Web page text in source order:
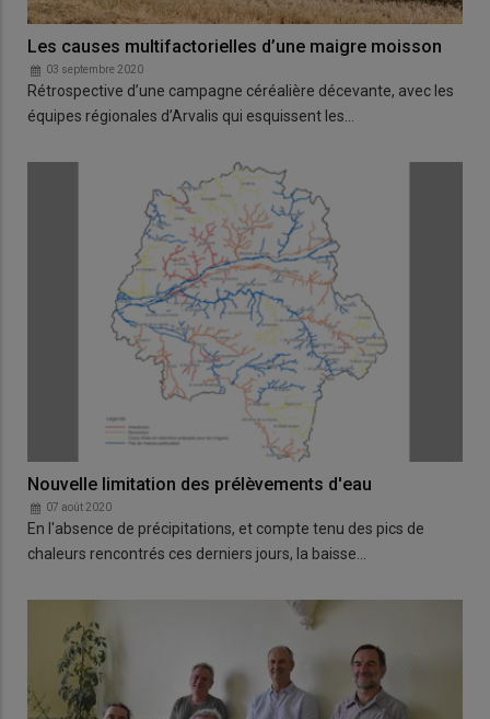
Les causes multifactorielles d’une maigre moisson
03 septembre 2020
Rétrospective d’une campagne céréalière décevante, avec les
équipes régionales d’Arvalis qui esquissent les…
Nouvelle limitation des prélèvements d'eau
07 août 2020
En l'absence de précipitations, et compte tenu des pics de
chaleurs rencontrés ces derniers jours, la baisse…